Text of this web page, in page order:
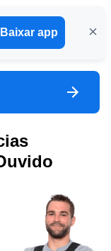
Baixar app
Entrar